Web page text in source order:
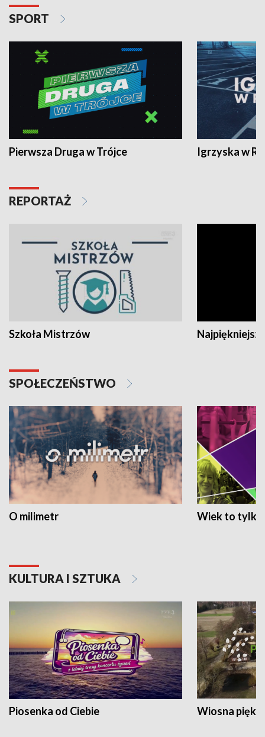
SPORT
Pierwsza Druga w Trójce Igrzyska w
REPORTAŻ
Szkoła Mistrzów
SPOŁECZEŃSTWO
O milimetr Wiek to tylko
KULTURA I SZTUKA
Piosenka od Ciebie Wiosna